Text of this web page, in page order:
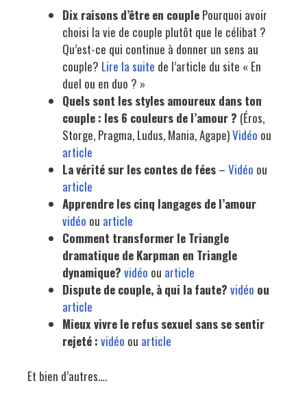
Dix raisons d’être en couple Pourquoi avoir
choisi la vie de couple plutôt que le célibat ?
Qu’est-ce qui continue à donner un sens au
couple? Lire la suite de l’article du site « En
duel ou en duo ? »
Quels sont les styles amoureux dans ton
couple : les 6 couleurs de l’amour ? (Éros,
Storge, Pragma, Ludus, Mania, Agape)Vidéo ou
article
La vérité sur les contes de fées – Vidéo ou
article
Apprendre les cinq langages de l’amour
vidéo ou article
Comment transformer le Triangle
dramatique de Karpman en Triangle
dynamique? vidéo ou article
Dispute de couple, à qui la faute? vidéo ou
article
Mieux vivre le refus sexuel sans se sentir
rejeté : vidéo ou article
Et bien d’autres….